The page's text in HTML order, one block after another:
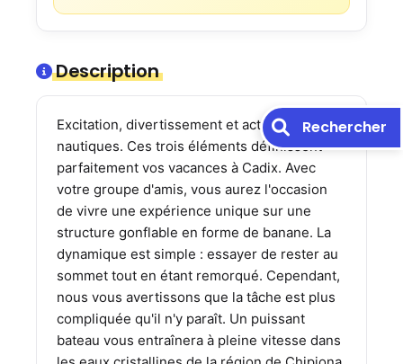
Description
Excitation, divertissement et activités
nautiques. Ces trois éléments définissent
parfaitement vos vacances à Cadix. Avec
votre groupe d'amis, vous aurez l'occasion
de vivre une expérience unique sur une
structure gonflable en forme de banane. La
dynamique est simple : essayer de rester au
sommet tout en étant remorqué. Cependant,
nous vous avertissons que la tâche est plus
compliquée qu'il n'y paraît. Un puissant
bateau vous entraînera à pleine vitesse dans
Rechercher